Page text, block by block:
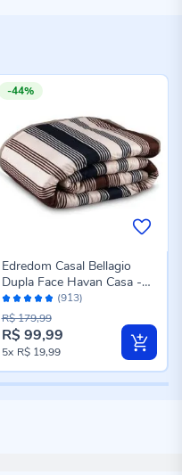
-44%
Avaliação:
96%
(913)
Edredom Casal Bellagio
Dupla Face Havan Casa -
Caio Geo Azul
Preço
especial
R$ 99,99
R$ 179,99
5x R$ 19,99